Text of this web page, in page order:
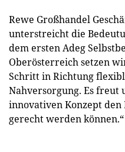
Rewe Großhandel
unterstreicht die
dem ersten Adeg
Oberösterreich setzen
Schritt in Richtung
Nahversorgung. Es freut
innovativen Konzept
gerecht werden können.“